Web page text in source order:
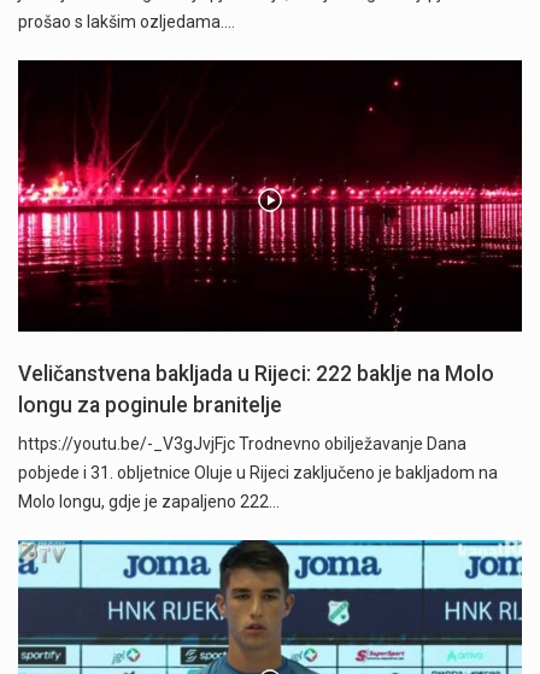
prošao s lakšim ozljedama.…
Veličanstvena bakljada u Rijeci: 222 baklje na Molo
longu za poginule branitelje
https://youtu.be/-_V3gJvjFjc Trodnevno obilježavanje Dana
pobjede i 31. obljetnice Oluje u Rijeci zaključeno je bakljadom na
Molo longu, gdje je zapaljeno 222…